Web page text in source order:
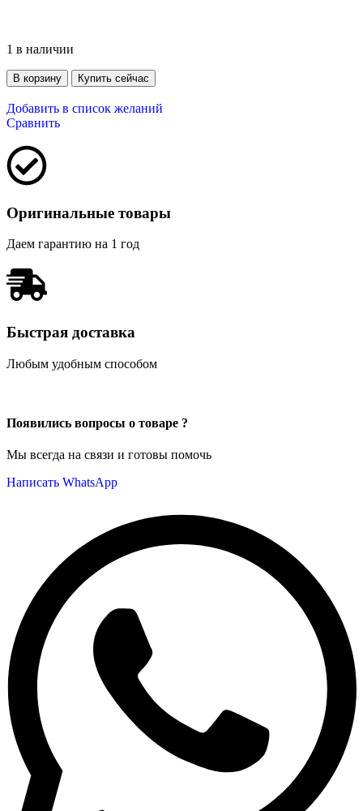
1 в наличии
В корзину Купить сейчас
Добавить в список желаний
Сравнить
Оригинальные товары
Даем гарантию на 1 год
Быстрая доставка
Любым удобным способом
Появились вопросы о товаре ?
Мы всегда на связи и готовы помочь
Написать WhatsApp